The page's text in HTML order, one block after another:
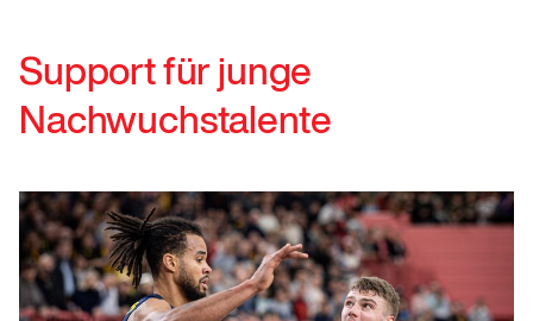
Support für junge
Nachwuchstalente